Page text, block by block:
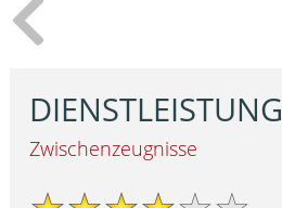
DIENSTLEISTUNG
Zwischenzeugnisse